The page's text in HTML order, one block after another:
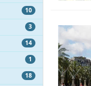
10
3
14
1
18